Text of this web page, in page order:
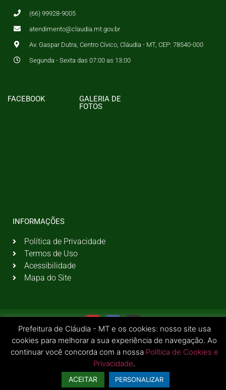
(66) 99928-9005
atendimento@claudia.mt.gov.br
Av. Gaspar Dutra, Centro Cívico, Cláudia - MT, CEP: 78540-000
Segunda - Sexta das 07:00 as 13:00
FACEBOOK
GALERIA DE
FOTOS
INFORMAÇÕES
Política de Privacidade
Termos de Uso
Acessibilidade
Mapa do Site
© 2026 Todos os Direitos Reservados | Prefeitura Municipal de Cláudia - MT
Prefeitura de Cláudia - MT e os cookies: nosso site usa
cookies para melhorar a sua experiência de navegação. Ao
continuar você concorda com a nossa Política de Cookies e
Privacidade.
ACEITAR PERSONALIZAR